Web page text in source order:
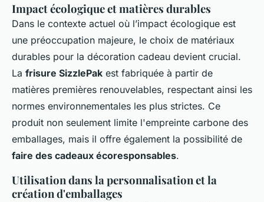
Impact écologique et matières durables
Dans le contexte actuel où l’impact écologique est
une préoccupation majeure, le choix de matériaux
durables pour la décoration cadeau devient crucial.
La frisure SizzlePak est fabriquée à partir de
matières premières renouvelables, respectant ainsi les
normes environnementales les plus strictes. Ce
produit non seulement limite l'empreinte carbone des
emballages, mais il offre également la possibilité de
faire des cadeaux écoresponsables.
Utilisation dans la personnalisation et la
création d'emballages